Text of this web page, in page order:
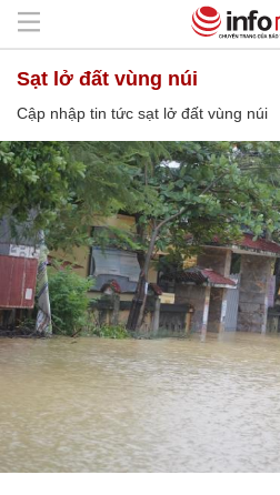
sạt lở đất vùng núi
Cập nhập tin tức sạt lở đất vùng núi